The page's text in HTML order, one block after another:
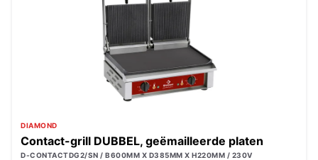
DIAMOND
Contact-grill DUBBEL, geëmailleerde platen
D-CONTACTDG2/SN / B600MM X D385MM X H220MM / 230V